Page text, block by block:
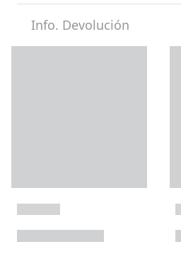
Info. Devolución